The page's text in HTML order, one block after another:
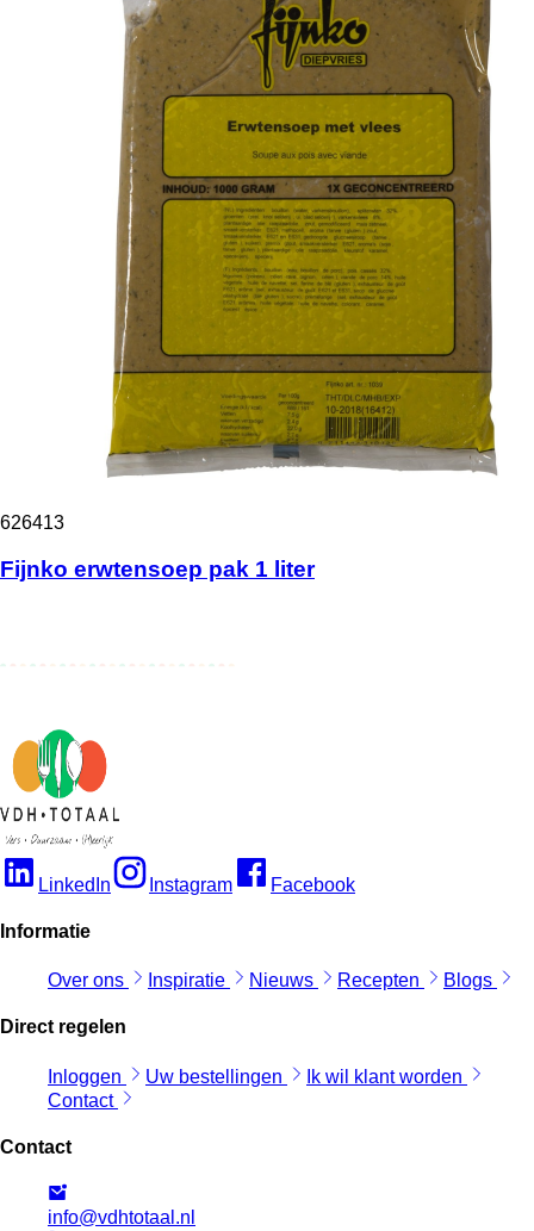
626413
Fijnko erwtensoep pak 1 liter
LinkedIn Instagram Facebook
Informatie
Over ons Inspiratie Nieuws Recepten Blogs
Direct regelen
Inloggen Uw bestellingen
Ik wil klant worden
Contact
Contact
info@vdhtotaal.nl